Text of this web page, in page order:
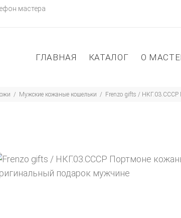
мастера
ГЛАВНАЯ КАТАЛОГ О
Мужские кожаные кошельки Frenzo gifts / НКГ.03.СССР